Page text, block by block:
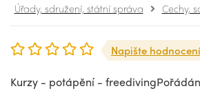
Úřady, sdružení, státní správa Cechy,
Napište
Kurzy - potápění -